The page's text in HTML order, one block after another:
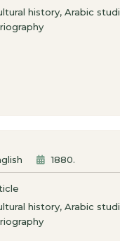
history, Arabic
1880.
history, Arabic